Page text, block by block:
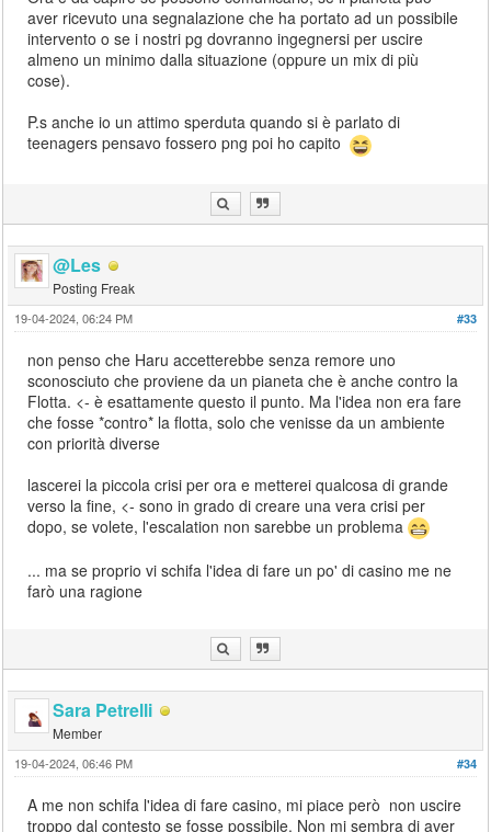
aver ricevuto una segnalazione che ha portato ad un possibile
intervento o se i nostri pg dovranno ingegnersi per uscire
almeno un minimo dalla situazione (oppure un mix di più
cose).
P.s anche io un attimo sperduta quando si è parlato di
teenagers pensavo fossero png poi ho capito
@Les
Posting Freak
#33
19-04-2024, 06:24 PM
non penso che Haru accetterebbe senza remore uno
sconosciuto che proviene da un pianeta che è anche contro la
Flotta. <- è esattamente questo il punto. Ma l'idea non era fare
che fosse *contro* la flotta, solo che venisse da un ambiente
con priorità diverse
lascerei la piccola crisi per ora e metterei qualcosa di grande
verso la fine, <- sono in grado di creare una vera crisi per
dopo, se volete, l'escalation non sarebbe un problema
... ma se proprio vi schifa l'idea di fare un po' di casino me ne
farò una ragione
Sara Petrelli
Member
#34
19-04-2024, 06:46 PM
A me non schifa l'idea di fare casino, mi piace però non uscire
troppo dal contesto se fosse possibile. Non mi sembra di aver